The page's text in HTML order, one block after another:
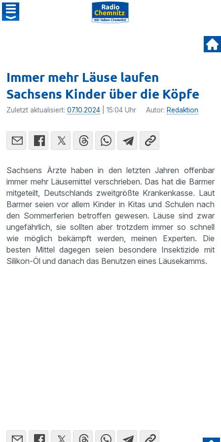
Immer mehr Läuse laufen
Sachsens Kinder über die Köpfe
Zuletzt aktualisiert:07.10.2024 | 15:04 Uhr Autor: Redaktion
Sachsens Ärzte haben in den letzten Jahren offenbar
immer mehr Läusemittel verschrieben. Das hat die Barmer
mitgeteilt, Deutschlands zweitgrößte Krankenkasse. Laut
Barmer seien vor allem Kinder in Kitas und Schulen nach
den Sommerferien betroffen gewesen. Läuse sind zwar
ungefährlich, sie sollten aber trotzdem immer so schnell
wie möglich bekämpft werden, meinen Experten. Die
besten Mittel dagegen seien besondere Insektizide mit
Silikon-Öl und danach das Benutzen eines Läusekamms.